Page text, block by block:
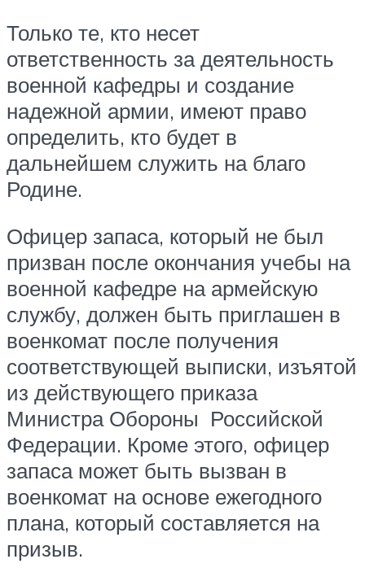
Только те, кто несет
ответственность за деятельность
военной кафедры и создание
надежной армии, имеют право
определить, кто будет в
дальнейшем служить на благо
Родине.
Офицер запаса, который не был
призван после окончания учебы на
военной кафедре на армейскую
службу, должен быть приглашен в
военкомат после получения
соответствующей выписки, изъятой
из действующего приказа
Министра Обороны Российской
Федерации. Кроме этого, офицер
запаса может быть вызван в
военкомат на основе ежегодного
плана, который составляется на
призыв.